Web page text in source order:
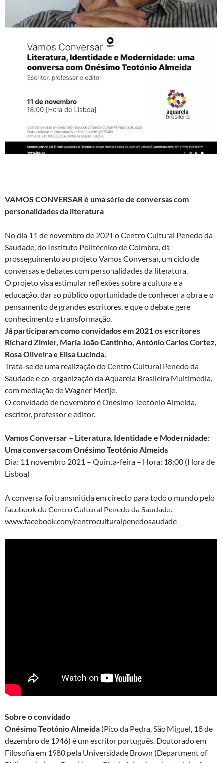
VAMOS CONVERSAR é uma série de conversas com
personalidades da literatura
No dia 11 de novembro de 2021 o Centro Cultural Penedo da
Saudade, do Instituto Politécnico de Coimbra, dá
prosseguimento ao projeto Vamos Conversar, um ciclo de
conversas e debates com personalidades da literatura.
O projeto visa estimular reflexões sobre a cultura e a
educação, dar ao público oportunidade de conhecer a obra e o
pensamento de grandes escritores, e que o debate gere
conhecimento e transformação.
Já participaram como convidados em 2021 os escritores
Richard Zimler, Maria João Cantinho, António Carlos Cortez,
Rosa Oliveira e Elisa Lucinda.
Trata-se de uma realização do Centro Cultural Penedo da
Saudade e co-organização da Aquarela Brasileira Multimedia,
com mediação de Wagner Merije.
O convidado de novembro é Onésimo Teotónio Almeida,
escritor, professor e editor.
Vamos Conversar – Literatura, Identidade e Modernidade:
Uma conversa com Onésimo Teotónio Almeida
Dia: 11 novembro 2021 – Quinta-feira – Hora: 18:00 (Hora de
Lisboa)
A conversa foi transmitida em directo para todo o mundo pelo
facebook do Centro Cultural Penedo da Saudade:
www.facebook.com/centroculturalpenedosaudade
Sobre o convidado
Onésimo Teotónio Almeida (Pico da Pedra, São Miguel, 18 de
dezembro de 1946) é um escritor português. Doutorado em
Filosofia em 1980 pela Universidade Brown (Department of